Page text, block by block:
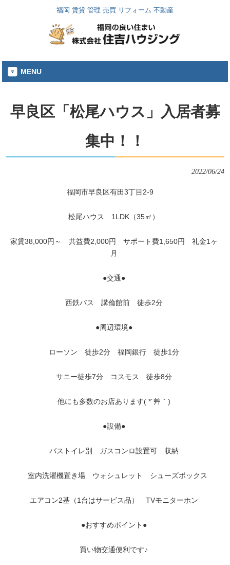
福岡 賃貸 管理 売買 リフォーム 不動産
MENU
早良区「松尾ハウス」入居者募
集中！！
2022/06/24
福岡市早良区有田3丁目2-9
松尾ハウス 1LDK（35㎡）
家賃38,000円～ 共益費2,000円 サポート費1,650円 礼金1ヶ
月
●交通●
西鉄バス 講倫館前 徒歩2分
●周辺環境●
ローソン 徒歩2分 福岡銀行 徒歩1分
サニー徒歩7分 コスモス 徒歩8分
他にも多数のお店あります( *´艸｀)
●設備●
バストイレ別 ガスコンロ設置可 収納
室内洗濯機置き場 ウォシュレット シューズボックス
エアコン2基（1台はサービス品） TVモニターホン
●おすすめポイント●
買い物交通便利です♪